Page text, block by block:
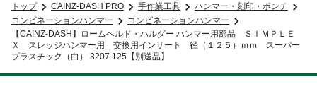
トップ CAINZ-DASH PRO 手作業工具
ハンマー・刻印・ポンチ
コンビネーションハンマー
コンビネーションハンマー
【CAINZ-DASH】ロームヘルド・ハルダー ハンマー用部品 ＳＩＭＰＬＥ
Ｘ スレッジハンマー用 交換用インサート 径（１２５）ｍｍ スーパー
プラスチック（白） 3207.125【別送品】